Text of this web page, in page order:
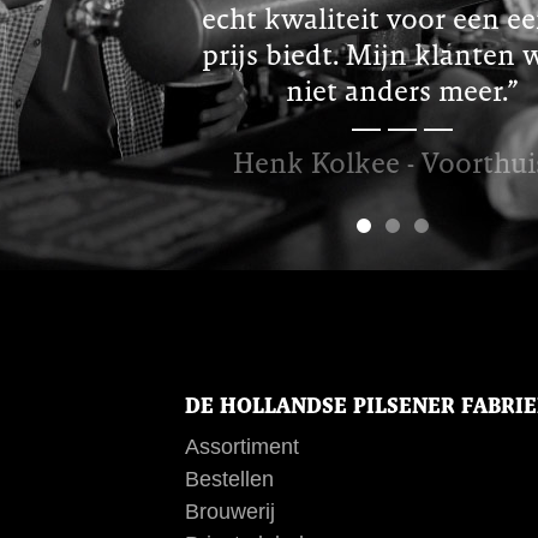
echt kwaliteit voor een
prijs biedt. Mijn klanten
niet anders meer.”
Henk Kolkee -
DE HOLLANDSE PILSENER
Assortiment
Bestellen
Brouwerij